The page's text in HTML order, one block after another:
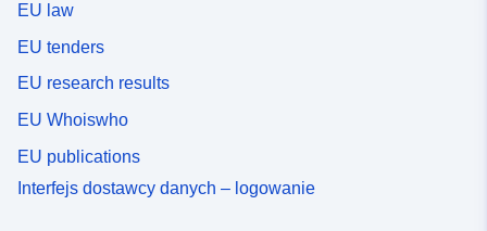
EU law
EU tenders
EU research results
EU Whoiswho
EU publications
Interfejs dostawcy danych – logowanie